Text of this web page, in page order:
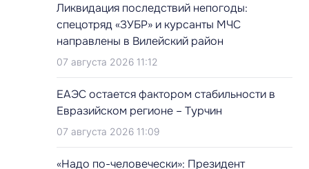
Ликвидация последствий непогоды:
спецотряд «ЗУБР» и курсанты МЧС
направлены в Вилейский район
07 августа 2026 11:12
ЕАЭС остается фактором стабильности в
Евразийском регионе – Турчин
07 августа 2026 11:09
«Надо по-человечески»: Президент